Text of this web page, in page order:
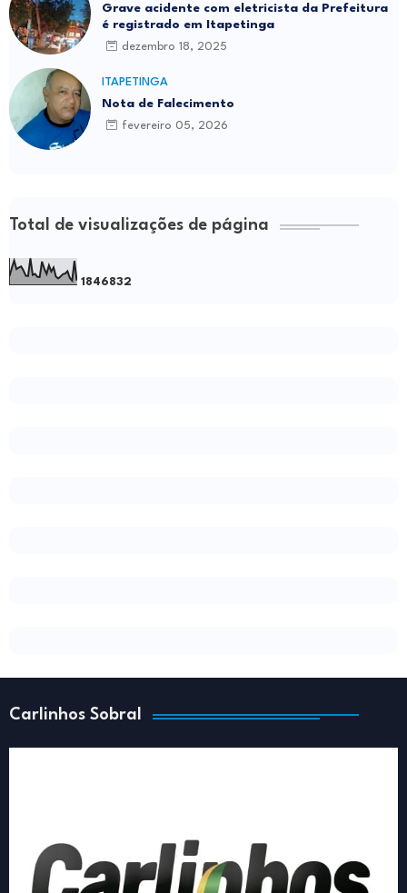
Grave acidente com eletricista da Prefeitura
é registrado em Itapetinga
dezembro 18, 2025
ITAPETINGA
Nota de Falecimento
fevereiro 05, 2026
Total de visualizações de página
1 846832
Carlinhos Sobral